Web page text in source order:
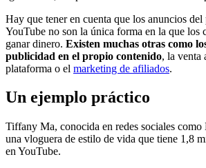
Hay que tener en cuenta que los anuncios
YouTube no son la única forma en la que los
ganar dinero. Existen muchas otras como
publicidad en el propio contenido, la venta
plataforma o el marketing de afiliados.
Un ejemplo práctico
Tiffany Ma, conocida en redes sociales
una vloguera de estilo de vida que tiene 1,8
en YouTube.